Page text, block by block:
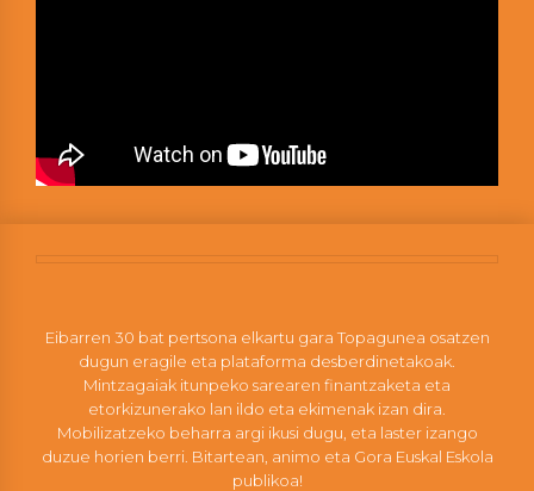
Eibarren 30 bat pertsona elkartu gara Topagunea osatzen
dugun eragile eta plataforma desberdinetakoak.
Mintzagaiak itunpeko sarearen finantzaketa eta
etorkizunerako lan ildo eta ekimenak izan dira.
Mobilizatzeko beharra argi ikusi dugu, eta laster izango
duzue horien berri. Bitartean, animo eta Gora Euskal Eskola
publikoa!